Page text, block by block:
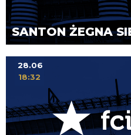
SANTON ŻEGNA
28.06
18:32